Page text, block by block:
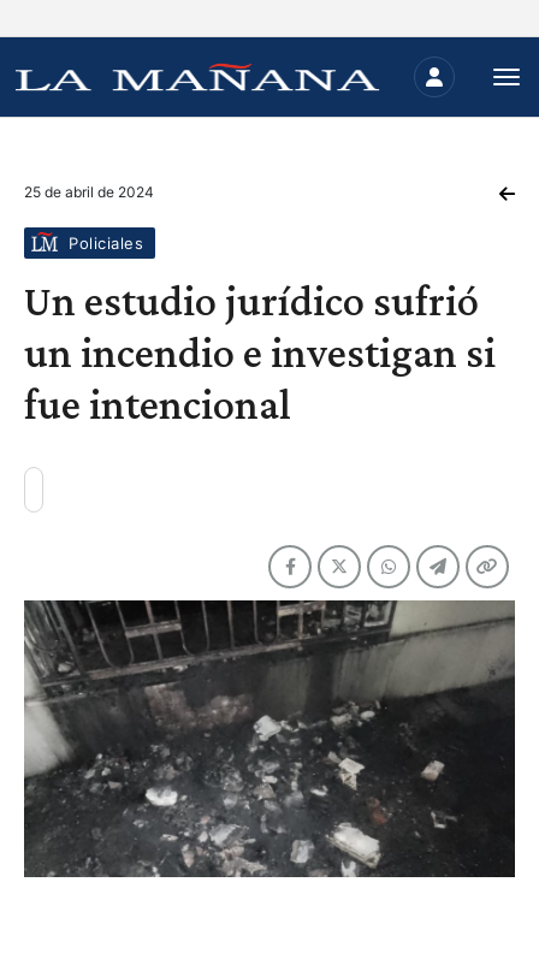
25 de abril de 2024
Policiales
Un estudio jurídico sufrió
un incendio e investigan si
fue intencional